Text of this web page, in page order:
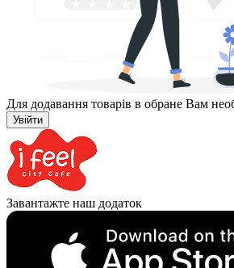
Для додавання товарів в обране Вам
Увійти
Завантажте наш додаток